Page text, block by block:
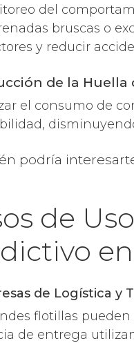
del
bruscas o
y reducir
de la Huella
el consumo de
podría
de
de Logística y
flotillas
de entrega